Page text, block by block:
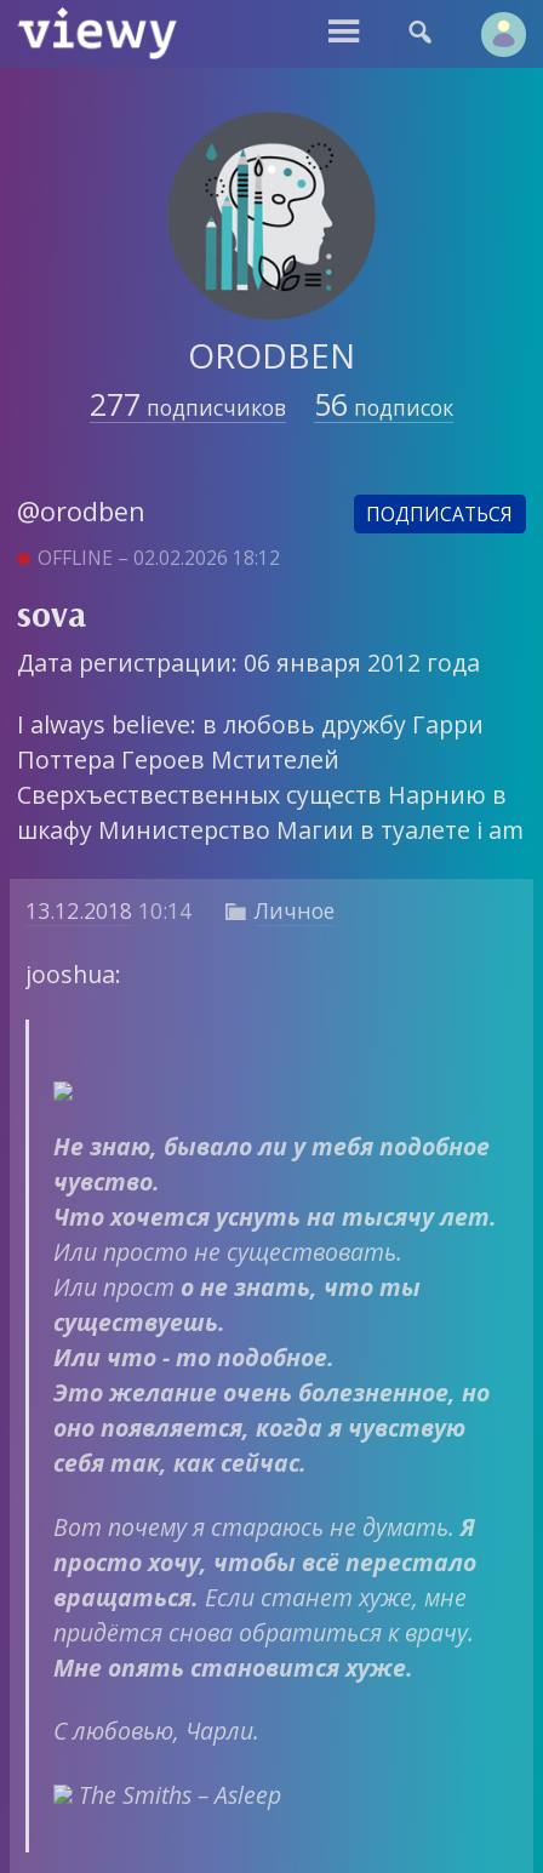
 
ORODBEN
277 подписчиков 56 подписок
@orodben
ПОДПИСАТЬСЯ
OFFLINE – 02.02.2026 18:12
sova
Дата регистрации: 06 января 2012 года
I always believe: в любовь дружбу Гарри
Поттера Героев Мстителей
Сверхъествественных существ Нарнию в
шкафу Министерство Магии в туалете i am
13.12.2018 10:14  Личное
jooshua:
Не знаю, бывало ли у тебя подобное
чувство.
Что хочется уснуть на тысячу лет.
Или просто не существовать.
Или прост о не знать, что ты
существуешь.
Или что-то подобное.
Это желание очень болезненное, но
оно появляется, когда я чувствую
себя так, как сейчас.
Вот почему я стараюсь не думать.Я
просто хочу, чтобы всё перестало
вращаться. Если станет хуже, мне
придётся снова обратиться к врачу.
Мне опять становится хуже.
С любовью, Чарли.
The Smiths – Asleep